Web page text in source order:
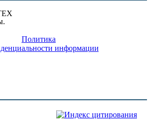
Политика
информации